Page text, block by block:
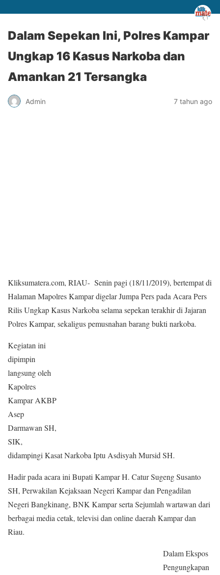
Dalam Sepekan Ini, Polres Kampar
Ungkap 16 Kasus Narkoba dan
Amankan 21 Tersangka
Admin 7 tahun ago
Kliksumatera.com, RIAU- Senin pagi (18/11/2019), bertempat di
Halaman Mapolres Kampar digelar Jumpa Pers pada Acara Pers
Rilis Ungkap Kasus Narkoba selama sepekan terakhir di Jajaran
Polres Kampar, sekaligus pemusnahan barang bukti narkoba.
Kegiatan ini
dipimpin
langsung oleh
Kapolres
Kampar AKBP
Asep
Darmawan SH,
SIK,
didampingi Kasat Narkoba Iptu Asdisyah Mursid SH.
Hadir pada acara ini Bupati Kampar H. Catur Sugeng Susanto
SH, Perwakilan Kejaksaan Negeri Kampar dan Pengadilan
Negeri Bangkinang, BNK Kampar serta Sejumlah wartawan dari
berbagai media cetak, televisi dan online daerah Kampar dan
Riau.
Dalam Ekspos
Pengungkapan